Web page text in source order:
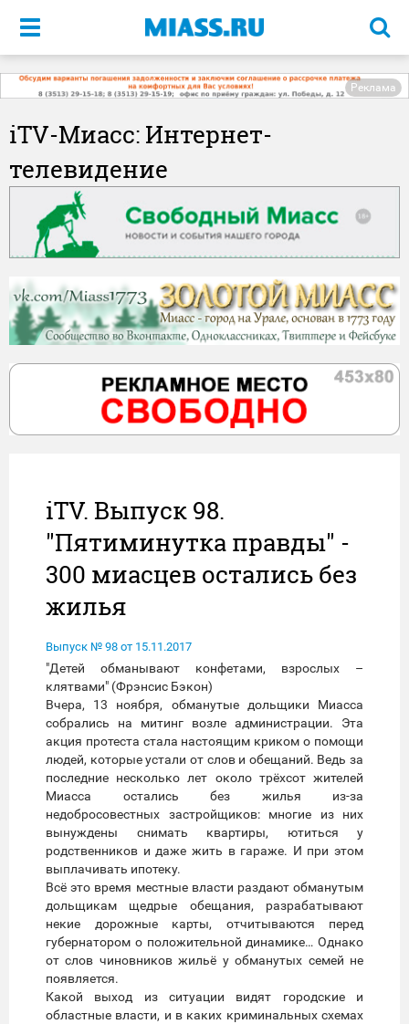
Меню
Реклама
iTV-Миасс: Интернет-
телевидение
iTV. Выпуск 98.
"Пятиминутка правды" -
300 миасцев остались без
жилья
Выпуск № 98 от 15.11.2017
"Детей обманывают конфетами, взрослых –
клятвами" (Фрэнсис Бэкон)
Вчера, 13 ноября, обманутые дольщики Миасса
собрались на митинг возле администрации. Эта
акция протеста стала настоящим криком о помощи
людей, которые устали от слов и обещаний. Ведь за
последние несколько лет около трёхсот жителей
Миасса остались без жилья из-за
недобросовестных застройщиков: многие из них
вынуждены снимать квартиры, ютиться у
родственников и даже жить в гараже. И при этом
выплачивать ипотеку.
Всё это время местные власти раздают обманутым
дольщикам щедрые обещания, разрабатывают
некие дорожные карты, отчитываются перед
губернатором о положительной динамике… Однако
от слов чиновников жильё у обманутых семей не
появляется.
Какой выход из ситуации видят городские и
областные власти, и в каких криминальных схемах